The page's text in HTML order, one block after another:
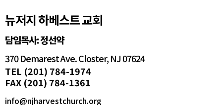
뉴저지 하베스트 교회
담임목사: 정선약
370 Demarest Ave. Closter, NJ 07624
TEL (201) 784-1974
FAX (201) 784-1361
info@njharvestchurch.org